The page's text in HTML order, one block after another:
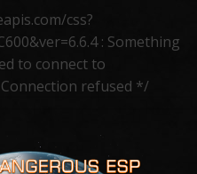
css?
: Something
to connect to
refused */